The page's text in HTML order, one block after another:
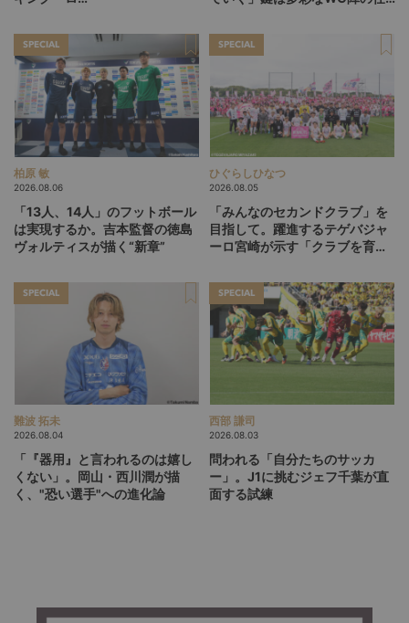
探す旅
SPECIAL
柏原 敏
2026.08.06
「13人、14人」のフットボール
は実現するか。吉本監督の徳島
ヴォルティスが描く“新章”
SPECIAL
ひぐらしひなつ
2026.08.05
「みんなのセカンドクラブ」を
目指して。躍進するテゲバジャ
ーロ宮崎が示す「クラブを育て
SPECIAL
難波 拓未
2026.08.04
「『器用』と言われるのは嬉し
くない」。岡山・西川潤が描
く、"恐い選手"への進化論
SPECIAL
西部 謙司
2026.08.03
問われる「自分たちのサッカ
ー」。J1に挑むジェフ千葉が直
面する試練